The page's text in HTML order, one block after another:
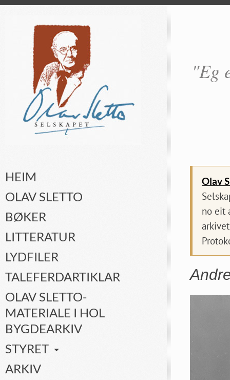
"Eg
Olav
no eit
HEIM
OLAV SLETTO
BØKER
LITTERATUR
LYDFILER
TALEFERDARTIKLAR
OLAV SLETTO-
MATERIALE I HOL
BYGDEARKIV
STYRET
ARKIV